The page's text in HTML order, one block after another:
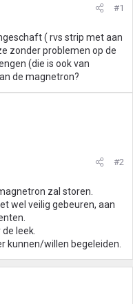
#1
( rvs strip met aan
zonder problemen op de
(die is ook van
de magnetron?
#2
zal storen.
wel veilig gebeuren, aan
leek.
kunnen/willen begeleiden.